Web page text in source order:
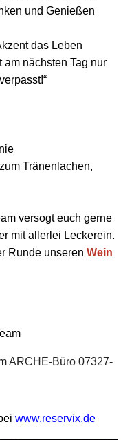
und Genießen
das Leben
am nächsten Tag nur
Tränenlachen,
versogt euch gerne
mit allerlei Leckerein.
Runde unseren Wein
ARCHE-Büro 07327-
www.reservix.de